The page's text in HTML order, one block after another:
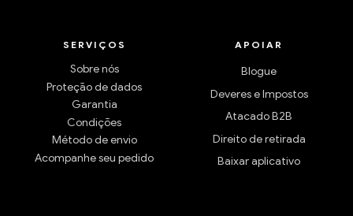
SERVIÇOS
Sobre nós
Proteção de dados
Garantia
Condições
Método de envio
Acompanhe seu pedido
APOIAR
Blogue
Deveres e Impostos
Atacado B2B
Direito de retirada
Baixar aplicativo